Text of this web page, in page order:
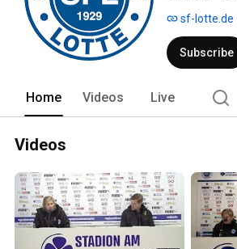
sf-lotte.de
Subscribe
Home Videos Live
Videos